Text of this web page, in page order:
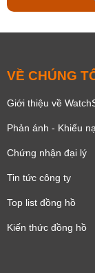
VỀ CHÚNG
Giới thiệu về
Phản ánh - Khiếu
Chứng nhận đại lý
Tin tức công ty
Top list đồng hồ
Kiến thức đồng hồ